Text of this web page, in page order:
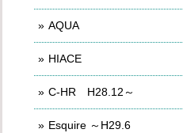
AQUA
HIACE
C-HR H28.12～
Esquire ～H29.6